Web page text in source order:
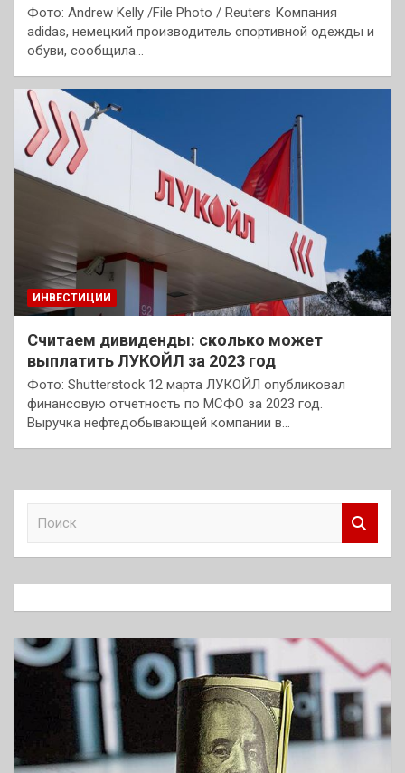
Фото: Andrew Kelly /File Photo / Reuters Компания
аdidas, немецкий производитель спортивной одежды и
обуви, сообщила…
ИНВЕСТИЦИИ
Считаем дивиденды: сколько может
выплатить ЛУКОЙЛ за 2023 год
Фото: Shutterstock 12 марта ЛУКОЙЛ опубликовал
финансовую отчетность по МСФО за 2023 год.
Выручка нефтедобывающей компании в…
к